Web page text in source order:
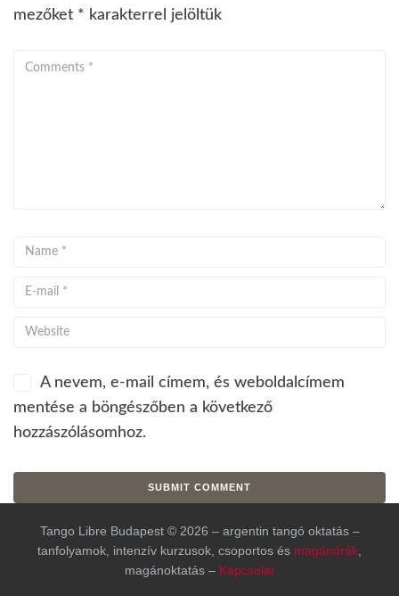
mezőket * karakterrel jelöltük
A nevem, e-mail címem, és weboldalcímem
mentése a böngészőben a következő
hozzászólásomhoz.
Tango Libre Budapest © 2026 – argentin tangó oktatás –
tanfolyamok, intenzív kurzusok, csoportos és magánórák
magánoktatás – Kapcsolat